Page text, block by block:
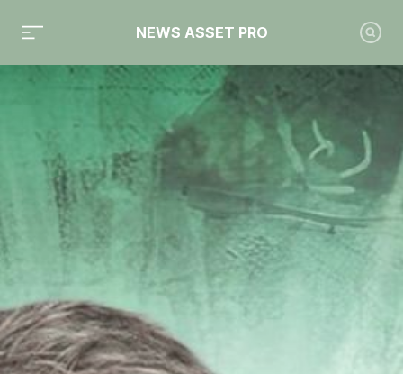
NEWS ASSET PRO
Toute l'actualité sur le tag "Laplace"